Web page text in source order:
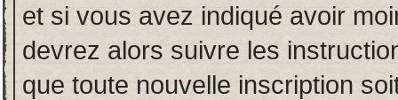
et si vous avez indiqué avoir
devrez alors suivre les
que toute nouvelle inscription